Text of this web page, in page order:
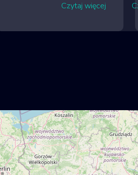
Czytaj więcej